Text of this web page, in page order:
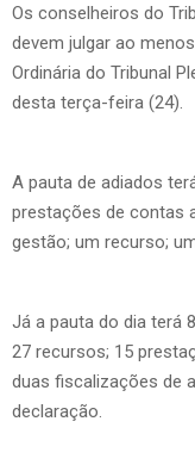
Os conselheiros do
devem julgar ao
Ordinária do Tribunal
desta terça-feira (24).
A pauta de adiados
prestações de contas
gestão; um recurso;
Já a pauta do dia terá
27 recursos; 15
duas fiscalizações de
declaração.